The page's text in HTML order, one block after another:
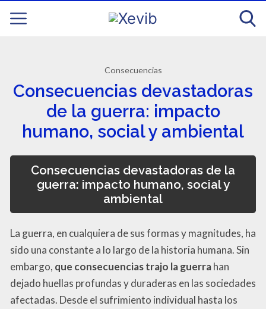
Consecuencias
Consecuencias devastadoras
de la guerra: impacto
humano, social y ambiental
Consecuencias devastadoras de la
guerra: impacto humano, social y
ambiental
La guerra, en cualquiera de sus formas y magnitudes, ha
sido una constante a lo largo de la historia humana. Sin
embargo, que consecuencias trajo la guerrahan
dejado huellas profundas y duraderas en las sociedades
afectadas. Desde el sufrimiento individual hasta los